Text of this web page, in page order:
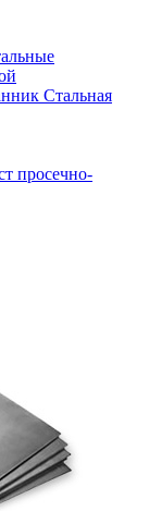
Стальная
просечно-